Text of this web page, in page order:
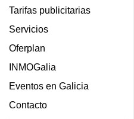
Tarifas publicitarias
Servicios
Oferplan
INMOGalia
Eventos en Galicia
Contacto